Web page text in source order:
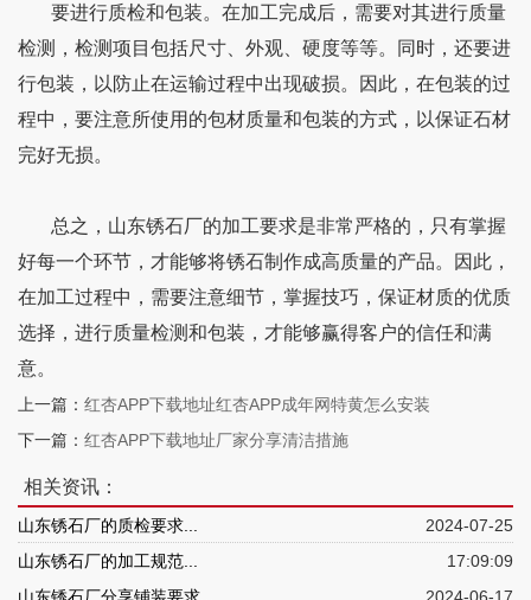
要进行质检和包装。在加工完成后，需要对其进行质量
检测，检测项目包括尺寸、外观、硬度等等。同时，还要进
行包装，以防止在运输过程中出现破损。因此，在包装的过
程中，要注意所使用的包材质量和包装的方式，以保证石材
完好无损。
总之，山东锈石厂的加工要求是非常严格的，只有掌握
好每一个环节，才能够将锈石制作成高质量的产品。因此，
在加工过程中，需要注意细节，掌握技巧，保证材质的优质
选择，进行质量检测和包装，才能够赢得客户的信任和满
意。
上一篇： 红杏APP下载地址红杏APP成年网特黄怎么安装
下一篇： 红杏APP下载地址厂家分享清洁措施
相关资讯：
山东锈石厂的质检要求...
2024-07-25
17:09:09
山东锈石厂的加工规范...